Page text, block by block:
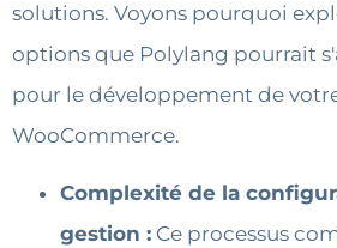
solutions. Voyons pourquoi
options que Polylang pourrait
pour le développement de
WooCommerce.
Complexité de la
gestion : Ce processus